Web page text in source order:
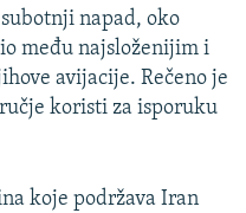
napad, oko
među najsloženijim i
avijacije. Rečeno je
koristi za isporuku
koje podržava Iran